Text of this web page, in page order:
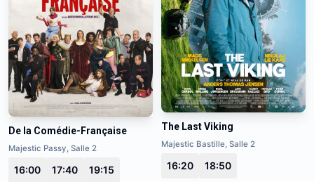
De la Comédie-Française
Majestic Passy, Salle 2
16:00 17:40 19:15
The Last Viking
Majestic Bastille, Salle 2
16:20 18:50